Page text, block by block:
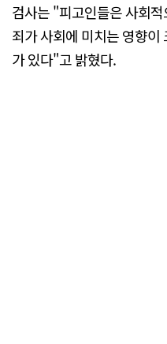
검사는 "피고인들은 사회
죄가 사회에 미치는 영향
가 있다"고 밝혔다.